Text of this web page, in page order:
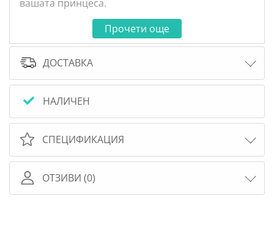
вашата принцеса.
Дрехите се закопчават с велкро, така че лесно
могат да бъдат събличани и обличани. Така
играта на обличане става още по-интересна.
Детето може да се грижи за бебето си, да го
облече и да го вземе навсякъде. Така то ще се
почувства като истинска майка.
Всички дрехи и аксесоари на куклата са
Професионалистите от Asi са възпроизвели
изразителни черти на лицето, трапчинки на
юмруците и гънки на коленете. Розовите й
бузки добавят още чар. Тези детайли правят
Прочети още
ДОСТАВКА
НАЛИЧЕН
СПЕЦИФИКАЦИЯ
ОТЗИВИ (0)